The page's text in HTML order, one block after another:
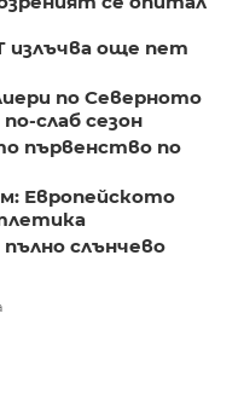
излъчва още пет
по Северното
слаб сезон
първенство по
Европейското
слънчево